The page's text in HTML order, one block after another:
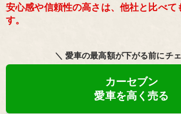
安心感や信頼性の高さは、他社と比べて
す。
＼ 愛車の最高額が下がる前にチ
カーセブン
愛車を高く売る